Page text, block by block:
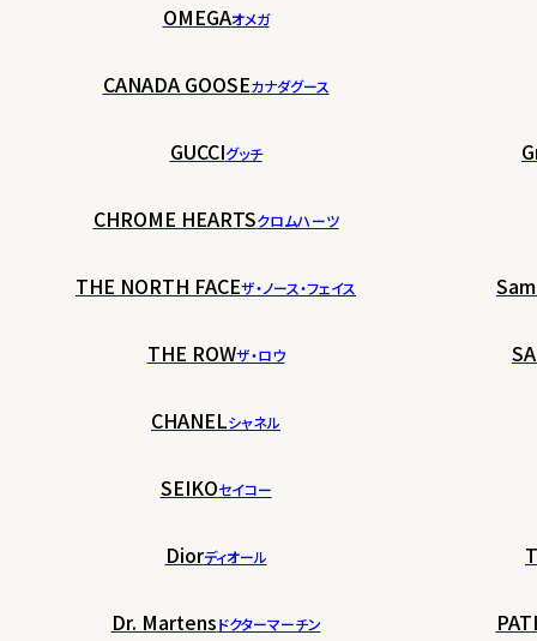
OMEGAオメガ
CANADA GOOSEカナダグース
GUCCIグッチ
CHROME HEARTSクロムハーツ
THE NORTH FACEザ・ノース・フェイス
THE ROWザ・ロウ
CHANELシャネル
SEIKOセイコー
Diorディオール
Dr. Martensドクターマーチン